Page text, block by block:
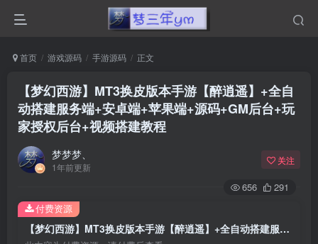
首页 游戏源码 手游源码 正文
【梦幻西游】MT3换皮版本手游【醉逍遥】+全自
动搭建服务端+安卓端+苹果端+源码+GM后台+玩
家授权后台+视频搭建教程
梦梦梦、
1年前更新
关注
656 291
【梦幻西游】MT3换皮版本手游【醉逍遥】+全自动搭建服务端+安卓端+苹果端+源码+GM后台+玩家授权后台+视频搭建教程
付费资源